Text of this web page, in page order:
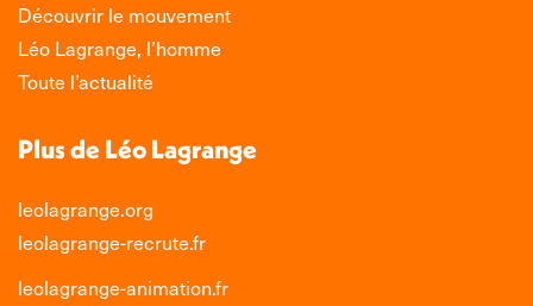
Découvrir le mouvement
Léo Lagrange, l’homme
Toute l’actualité
Plus de Léo Lagrange
leolagrange.org
leolagrange-recrute.fr
leolagrange-animation.fr